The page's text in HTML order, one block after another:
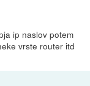
ip naslov potem
vrste router itd